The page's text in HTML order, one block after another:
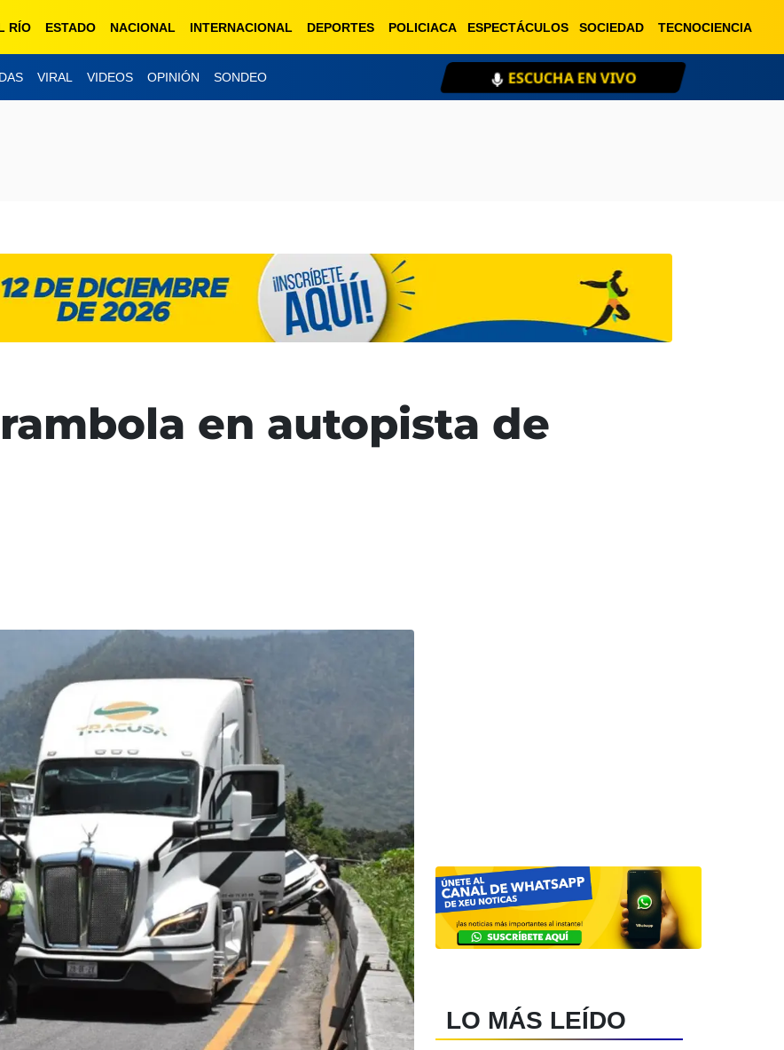
RÍO ESTADO NACIONAL INTERNACIONAL DEPORTES POLICIACA ESPECTÁCULOS SOCIEDAD TECNOCIENCIA
VIRAL VIDEOS OPINIÓN SONDEO ESCUCHA EN VIVO
en autopista de
LO MÁS LEÍDO